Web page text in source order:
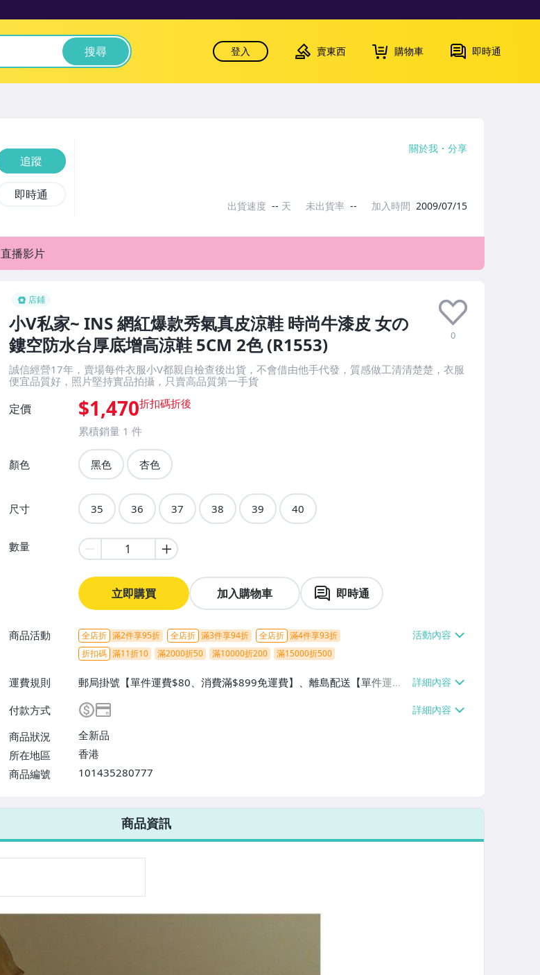
搜尋 登入 賣東西 購物車 即時通
店鋪
小V私家~ INS 網紅爆款秀氣真皮涼鞋 時尚牛漆皮 女の
鏤空防水台厚底增高涼鞋 5CM 2色 (R1553)
0
誠信經營17年，賣場每件衣服小V都親自檢查後出貨，不會借由他手代發，質感做工清清楚楚，衣服
便宜品質好，照片堅持實品拍攝，只賣高品質第一手貨
定價 $1,470
累積銷量 1 件
顏色 黑色 杏色
尺寸 35 36 37 38 39 40
數量
立即購買 加入購物車 即時通
商品活動 全店折 滿2件享95折 全店折 滿3件享94折 全店折 滿4件享93折
折扣碼 滿11折10 滿2000折50 滿10000折200 滿15000折500
運費規則
郵局掛號【單件運費$80、消費滿$899免運費】、離島配送【單件運費
$100、消費滿$1299免運費】
付款方式
商品狀況
全新品
所在地區
香港
商品編號
101435280777
追蹤
即時通
關於我 分享
出貨速度 -- 天 未出貨率 -- 加入時間 2009/07/15
直播影片
商品資訊